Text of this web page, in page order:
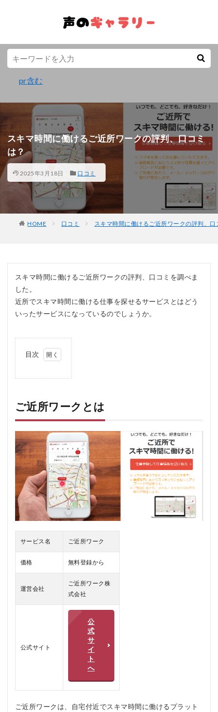
pr含む
スキマ時間に働けるご近所ワークの評判、口コミ
は？
2025年3月18日 口コミ
HOME 口コミ スキマ時間に働けるご近所ワークの評判、口
スキマ時間に働けるご近所ワークの評判、口コミを調べま
した。
近所でスキマ時間に働ける仕事を探せるサービスとはどう
いったサービスになっているのでしょうか。
目次
ワ
ー
ク
は
2
ご近
所ワ
ーク
の口
コ
ミ、
評判
3
ご
所
ワ
ク
を
る
近
ワ
ご近所ワークとは
サービス名 ご近所ワーク
価格 無料登録から
運営会社
ご近所ワーク株
式会社
公式サイト
公
式
サ
イ
ト
へ
ご近所ワークは、自宅付近でスキマ時間に働けるプラット